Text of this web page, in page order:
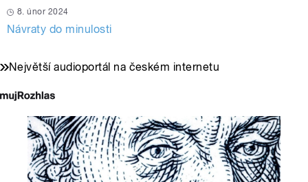
8. únor 2024
Návraty do minulosti
Největší audioportál na českém internetu